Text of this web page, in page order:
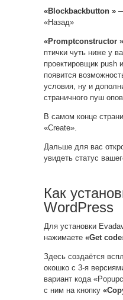
«Blockbackbutton »
«Назад»
«Promptconstructor »
птички чуть ниже у
проектировщик push
появится
условия, ну и
страничного пуш
В самом конце
«Create».
Дальше для вас
увидеть статус
Как
WordPress
Для установки
нажимаете «Get
Здесь создаётся
окошко с 3-я
вариант кода
с ним на кнопку